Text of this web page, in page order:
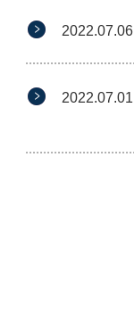
2022.07.06
2022.07.01